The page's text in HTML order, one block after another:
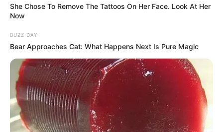
She Chose To Remove The Tattoos On Her Face. Look At Her
Now
BUZZ DAY
Bear Approaches Cat: What Happens Next Is Pure Magic